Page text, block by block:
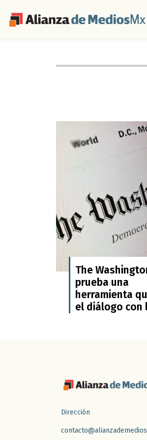
The
prueba una
herramienta
el diálogo con
Dirección